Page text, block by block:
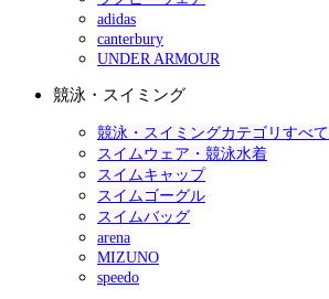
adidas
canterbury
UNDER ARMOUR
競泳・スイミング
競泳・スイミングカテゴリすべて
スイムウェア・競泳水着
スイムキャップ
スイムゴーグル
スイムバッグ
arena
MIZUNO
speedo